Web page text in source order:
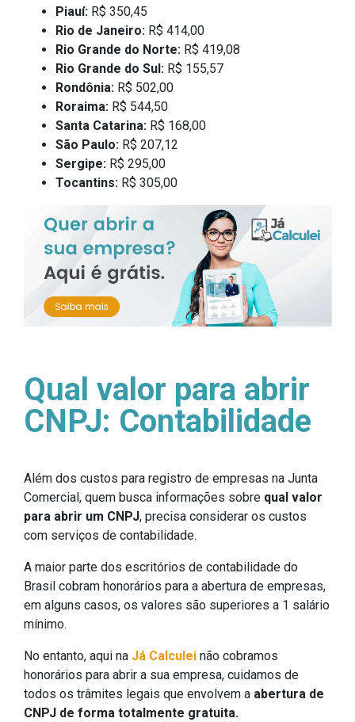
Piauí: R$ 350,45
Rio de Janeiro: R$ 414,00
Rio Grande do Norte: R$ 419,08
Rio Grande do Sul: R$ 155,57
Rondônia: R$ 502,00
Roraima: R$ 544,50
Santa Catarina: R$ 168,00
São Paulo: R$ 207,12
Sergipe: R$ 295,00
Tocantins: R$ 305,00
Qual valor para abrir
CNPJ: Contabilidade
Além dos custos para registro de empresas na Junta
Comercial, quem busca informações sobre qual valor
para abrir um CNPJ, precisa considerar os custos
com serviços de contabilidade.
A maior parte dos escritórios de contabilidade do
Brasil cobram honorários para a abertura de empresas,
em alguns casos, os valores são superiores a 1 salário
mínimo.
No entanto, aqui na Já Calculei não cobramos
honorários para abrir a sua empresa, cuidamos de
todos os trâmites legais que envolvem a abertura de
CNPJ de forma totalmente gratuita.